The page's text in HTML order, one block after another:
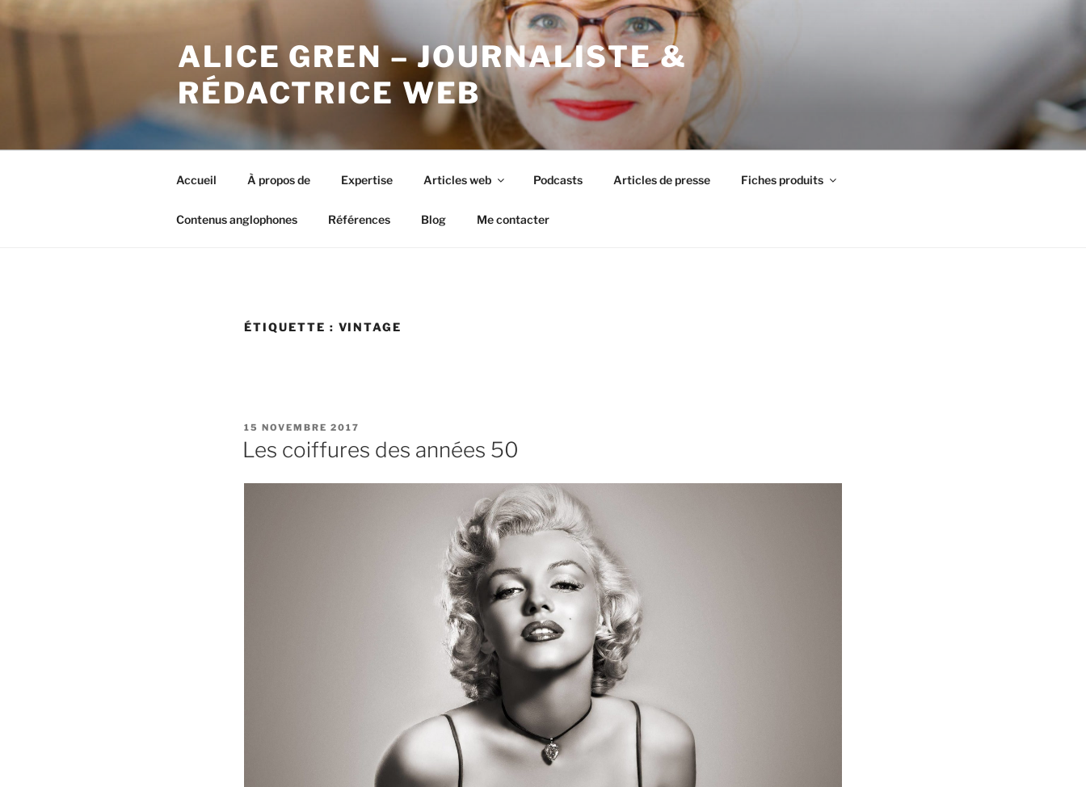
au
ALICE GREN – JOURNALISTE &
RÉDACTRICE WEB
Accueil À propos de Expertise Articles web Podcasts Articles de presse Fiches produits
Contenus anglophones Références Blog Me contacter
ÉTIQUETTE : VINTAGE
PUBLIÉ
LE
15 NOVEMBRE 2017
Les coiffures des années 50